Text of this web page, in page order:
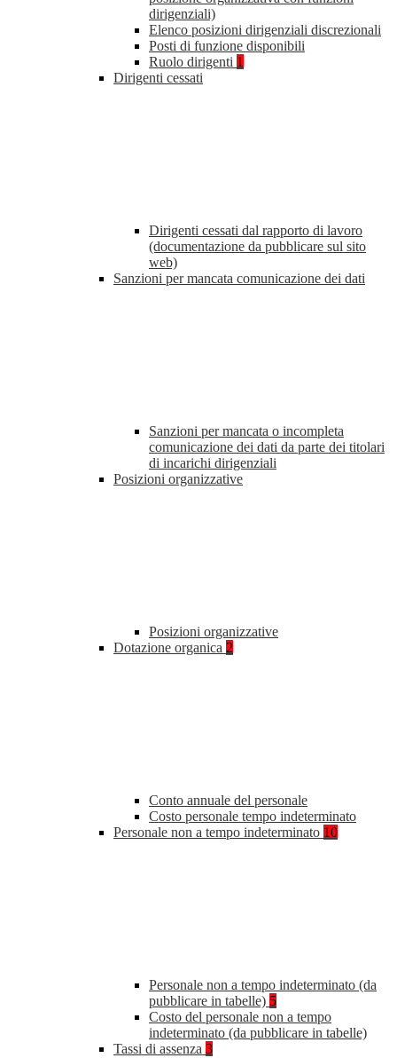
dirigenziali)
Elenco posizioni dirigenziali discrezionali
Posti di funzione disponibili
Ruolo dirigenti 1
Dirigenti cessati
Dirigenti cessati dal rapporto di lavoro
(documentazione da pubblicare sul sito
web)
Sanzioni per mancata comunicazione dei dati
Sanzioni per mancata o incompleta
comunicazione dei dati da parte dei titolari
di incarichi dirigenziali
Posizioni organizzative
Posizioni organizzative
Dotazione organica 2
Conto annuale del personale
Costo personale tempo indeterminato
Personale non a tempo indeterminato 10
Personale non a tempo indeterminato (da
pubblicare in tabelle) 5
Costo del personale non a tempo
indeterminato (da pubblicare in tabelle)
Tassi di assenza 3